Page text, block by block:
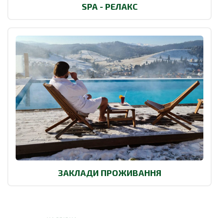
SPA - РЕЛАКС
ЗАКЛАДИ ПРОЖИВАННЯ